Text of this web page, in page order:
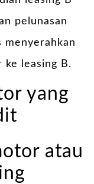
pelunasan
menyerahkan
ke leasing B.
yang
atau